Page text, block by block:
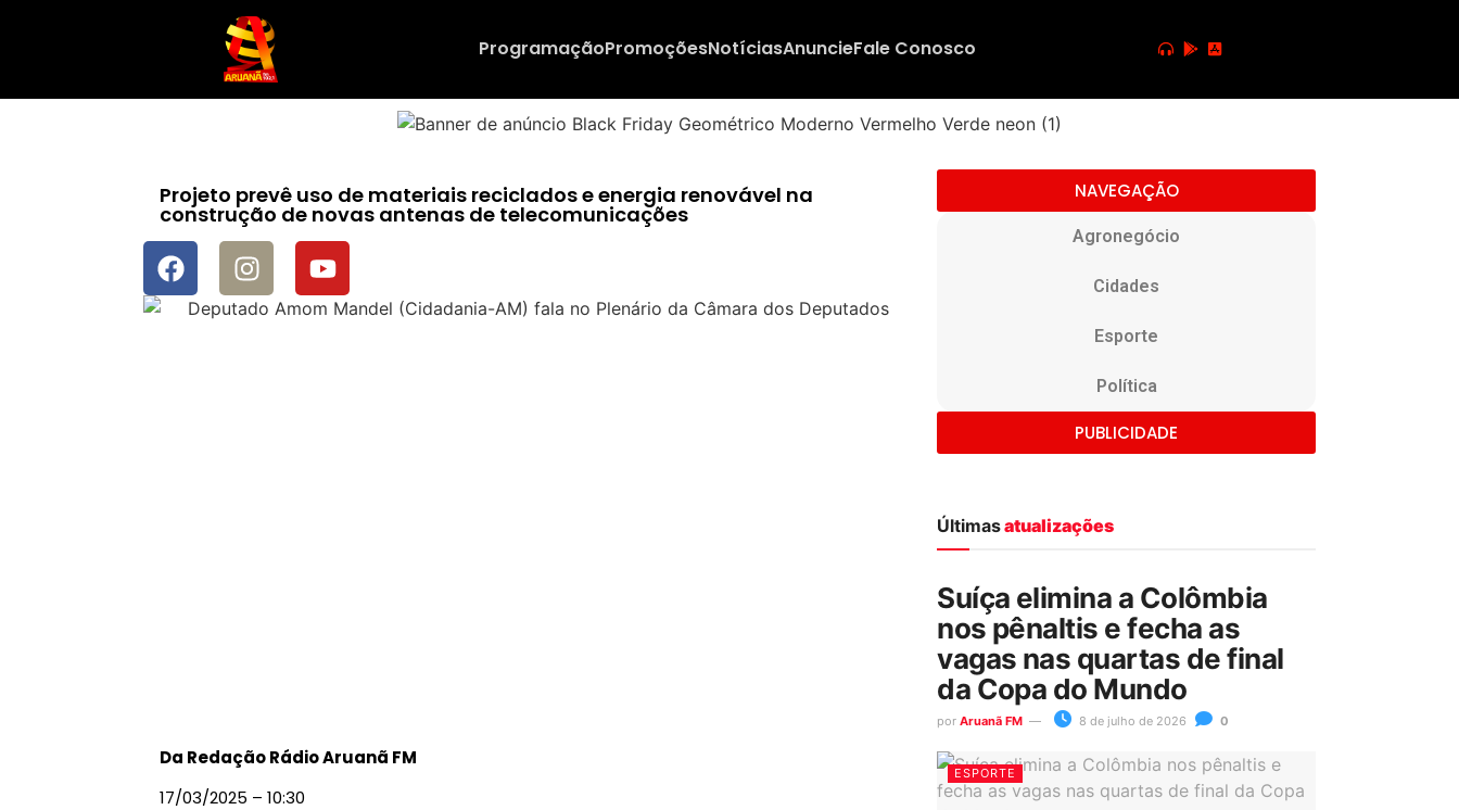
ProgramaçãoPromoçõesNotíciasAnuncieFale Conosco
Projeto prevê uso de materiais reciclados e energia renovável na
construção de novas antenas de telecomunicações
Da Redação Rádio Aruanã FM
17/03/2025 – 10:30
NAVEGAÇÃO
Agronegócio
Cidades
Esporte
Política
PUBLICIDADE
Últimasatualizações
Suíça elimina a Colômbia
nos pênaltis e fecha as
vagas nas quartas de final
da Copa do Mundo
por Aruanã FM 8 de julho de 2026 0
ESPORTE